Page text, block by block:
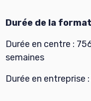
Durée de la
Durée en centre :
semaines
Durée en entreprise